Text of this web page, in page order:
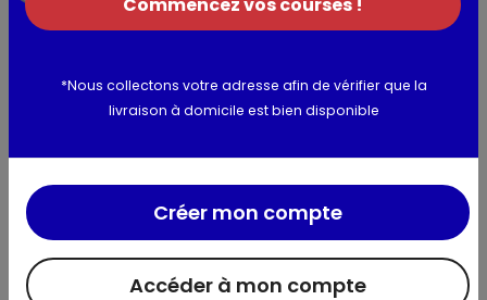
*Nous collectons votre adresse afin de vérifier que la
livraison à domicile est bien disponible
Accéder à mon compte
Créer mon compte